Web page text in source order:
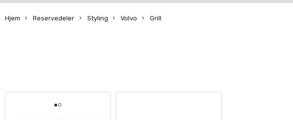
Hjem Reservedeler Styling Volvo Grill